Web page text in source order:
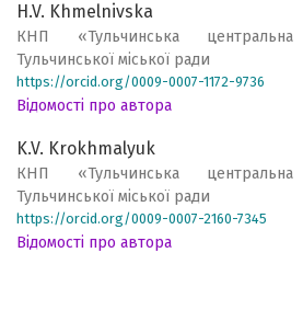
H.V. Khmelnivska
КНП «Тульчинська
Тульчинської міської ради
https://orcid.org/0009-0007-1172-9736
Відомості про автора
K.V. Krokhmalyuk
КНП «Тульчинська
Тульчинської міської ради
https://orcid.org/0009-0007-2160-7345
Відомості про автора